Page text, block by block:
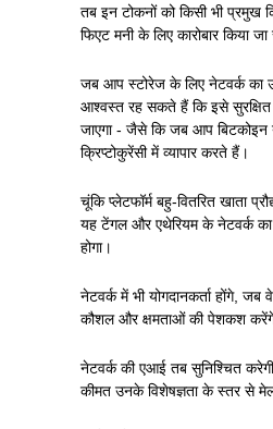
तब इन टोकनों को किसी भी प्रमुख
फिएट मनी के लिए कारोबार किया
जब आप स्टोरेज के लिए नेटवर्क का
आश्वस्त रह सकते हैं कि इसे सुरक्षित
जाएगा - जैसे कि जब आप बिटकोइन
क्रिप्टोकुरेंसी में व्यापार करते हैं।
चूंकि प्लेटफॉर्म बहु-वितरित खाता
यह टेंगल और एथेरियम के नेटवर्क
होगा।
नेटवर्क में भी योगदानकर्ता होंगे,
कौशल और क्षमताओं की पेशकश
नेटवर्क की एआई तब सुनिश्चित
कीमत उनके विशेषज्ञता के स्तर से